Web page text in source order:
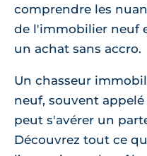
comprendre les
de l'immobilier neuf
un achat sans accro.
Un chasseur
neuf, souvent
peut s'avérer un
Découvrez tout ce